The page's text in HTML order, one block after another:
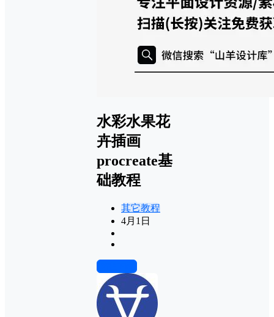
水彩水果花
卉插画
procreate基
础教程
其它教程
4月1日